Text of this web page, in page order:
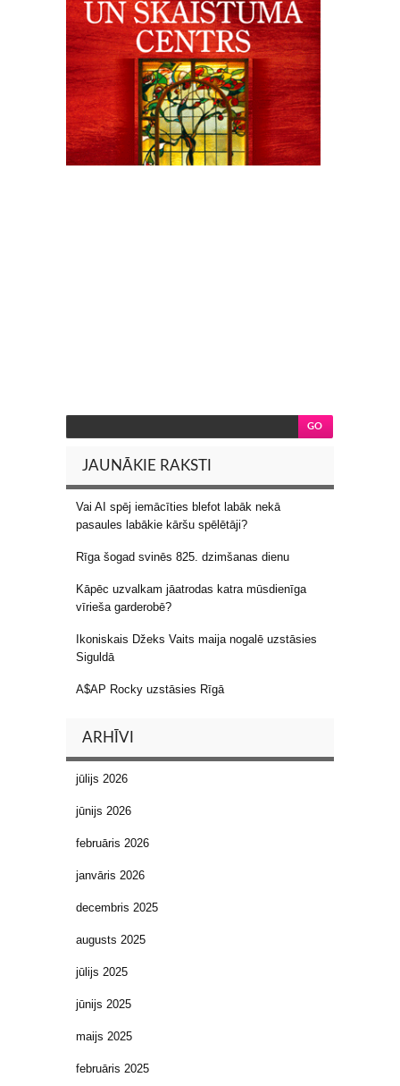
JAUNĀKIE RAKSTI
Vai AI spēj iemācīties blefot labāk nekā
pasaules labākie kāršu spēlētāji?
Rīga šogad svinēs 825. dzimšanas dienu
Kāpēc uzvalkam jāatrodas katra mūsdienīga
vīrieša garderobē?
Ikoniskais Džeks Vaits maija nogalē uzstāsies
Siguldā
A$AP Rocky uzstāsies Rīgā
ARHĪVI
jūlijs 2026
jūnijs 2026
februāris 2026
janvāris 2026
decembris 2025
augusts 2025
jūlijs 2025
jūnijs 2025
maijs 2025
februāris 2025